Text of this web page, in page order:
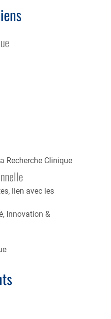
Recherche Clinique
lien avec les
Innovation &